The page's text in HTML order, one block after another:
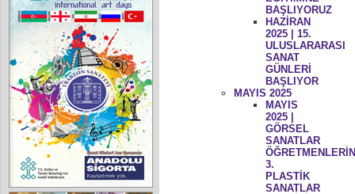
BAŞLIYORUZ
HAZİRAN
2025 | 15.
ULUSLARARASI
SANAT
GÜNLERİ
BAŞLIYOR
MAYIS 2025
MAYIS
2025 |
GÖRSEL
SANATLAR
3.
PLASTİK
SANATLAR